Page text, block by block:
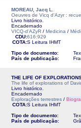
MOREAU, Jacq L.
Oeuvres de Vicq d'Azyr :
Livro histórico.
Encadernado
VICQ-d'AZyR / Medicina /
CDU:616:929
COTA:S Leitura IHMT
Tipo de documento:
País de publicação:
THE LIFE OF
The life of explorations of
Livro histórico.
Encadernado
Explorações terrestres /
COTA:S Leitura IHMT
Tipo de documento:
País de publicação: